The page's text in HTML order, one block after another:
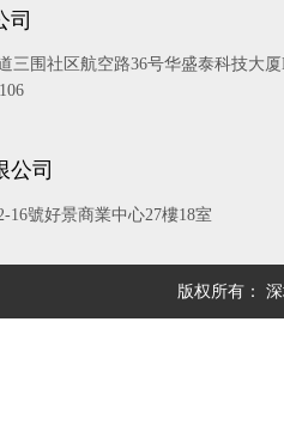
司
三围社区航空路36号华盛泰科技大厦
公司
16號好景商業中心27樓18室
版权所有：